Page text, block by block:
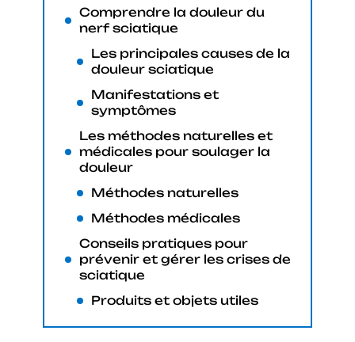
Comprendre la douleur du
nerf sciatique
Les principales causes de la
douleur sciatique
Manifestations et
symptômes
Les méthodes naturelles et
médicales pour soulager la
douleur
Méthodes naturelles
Méthodes médicales
Conseils pratiques pour
prévenir et gérer les crises de
sciatique
Produits et objets utiles